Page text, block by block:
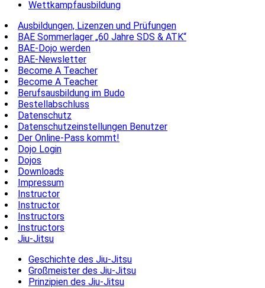
Wettkampfausbildung
Ausbildungen, Lizenzen und Prüfungen
BAE Sommerlager „60 Jahre SDS & ATK“
BAE-Dojo werden
BAE-Newsletter
Become A Teacher
Become A Teacher
Berufsausbildung im Budo
Bestellabschluss
Datenschutz
Datenschutzeinstellungen Benutzer
Der Online-Pass kommt!
Dojo Login
Dojos
Downloads
Impressum
Instructor
Instructor
Instructors
Instructors
Jiu-Jitsu
Geschichte des Jiu-Jitsu
Großmeister des Jiu-Jitsu
Prinzipien des Jiu-Jitsu